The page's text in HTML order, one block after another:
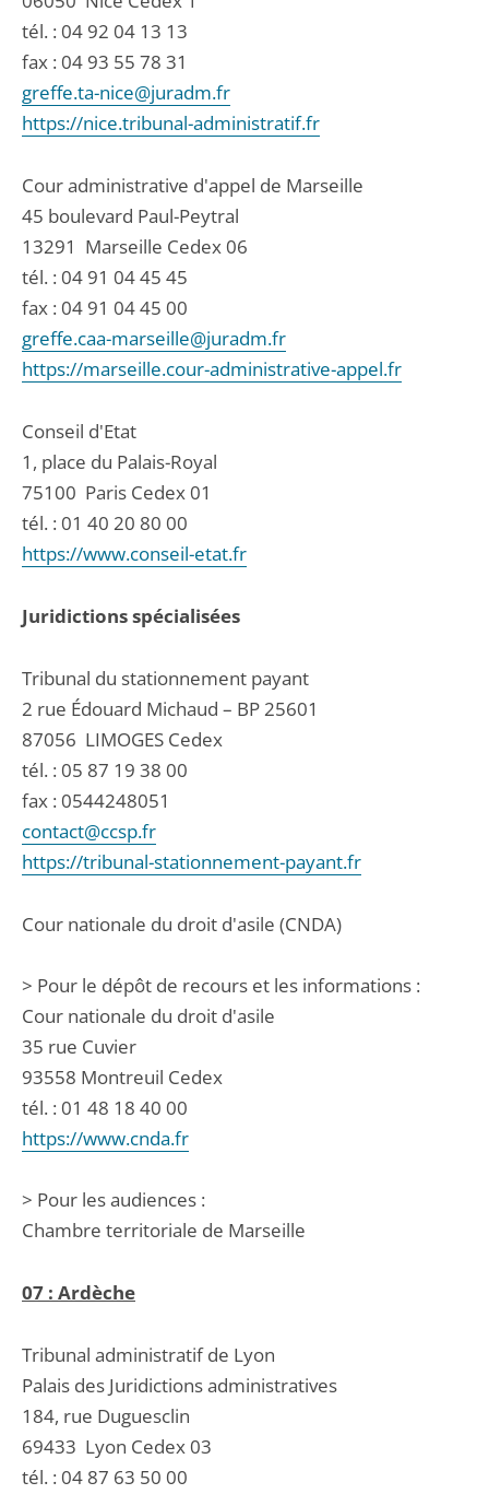
tél. : 04 92 04 13 13
fax : 04 93 55 78 31
greffe.ta-nice@juradm.fr
https://nice.tribunal-administratif.fr
Cour administrative d'appel de Marseille
45 boulevard Paul-Peytral
13291 Marseille Cedex 06
tél. : 04 91 04 45 45
fax : 04 91 04 45 00
greffe.caa-marseille@juradm.fr
https://marseille.cour-administrative-appel.fr
Conseil d'Etat
1, place du Palais-Royal
75100 Paris Cedex 01
tél. : 01 40 20 80 00
https://www.conseil-etat.fr
Juridictions spécialisées
Tribunal du stationnement payant
2 rue Édouard Michaud – BP 25601
87056 LIMOGES Cedex
tél. : 05 87 19 38 00
fax : 0544248051
contact@ccsp.fr
https://tribunal-stationnement-payant.fr
Cour nationale du droit d'asile (CNDA)
> Pour le dépôt de recours et les informations :
Cour nationale du droit d'asile
35 rue Cuvier
93558 Montreuil Cedex
tél. : 01 48 18 40 00
https://www.cnda.fr
> Pour les audiences :
Chambre territoriale de Marseille
07 : Ardèche
Tribunal administratif de Lyon
Palais des Juridictions administratives
184, rue Duguesclin
69433 Lyon Cedex 03
tél. : 04 87 63 50 00